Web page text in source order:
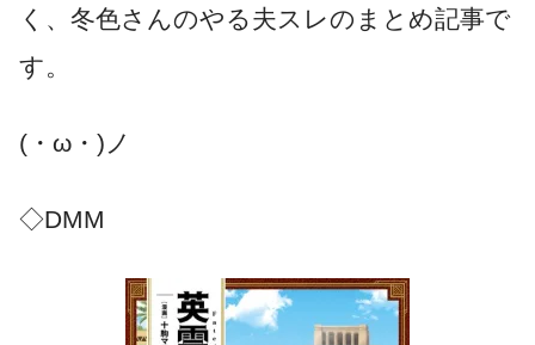
く、冬色さんのやる夫スレのまとめ記事で
す。
(・ω・)ノ
◇DMM